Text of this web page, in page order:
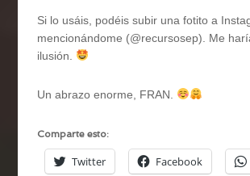
Si lo usáis, podéis subir una fotito a
mencionándome (@recursosep). Me
ilusión.
Un abrazo enorme, FRAN.
Comparte esto:
Twitter Facebook